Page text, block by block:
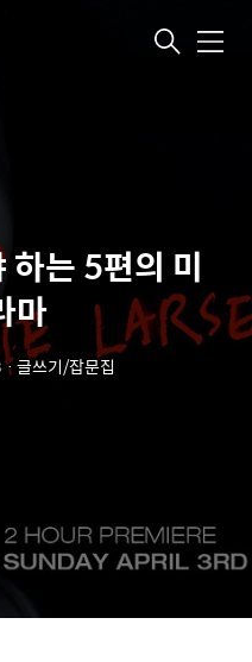
메
하는 5편의 미
마
ㆍ글쓰기/잡문집